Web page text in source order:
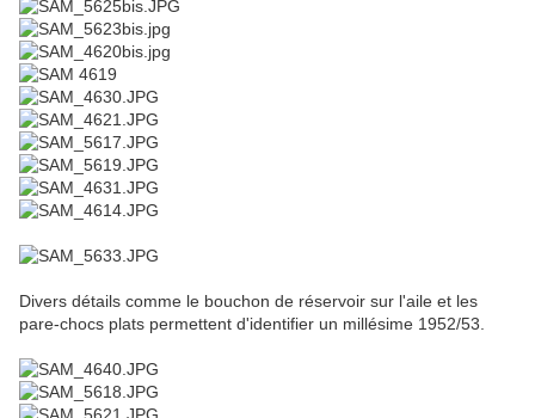
Divers détails comme le bouchon de réservoir sur l'aile et les
pare-chocs plats permettent d'identifier un millésime 1952/53.